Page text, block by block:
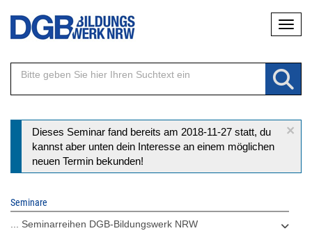
Direkt
Inhalt
×
Statusmeldung
Dieses Seminar fand bereits am 2018-11-27 statt, du
kannst aber unten dein Interesse an einem möglichen
neuen Termin bekunden!
Seminare
... Seminarreihen DGB-Bildungswerk NRW